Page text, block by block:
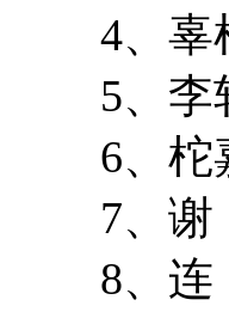
4、辜梓
5、李轩
6、柁嘉
7、谢
8、连